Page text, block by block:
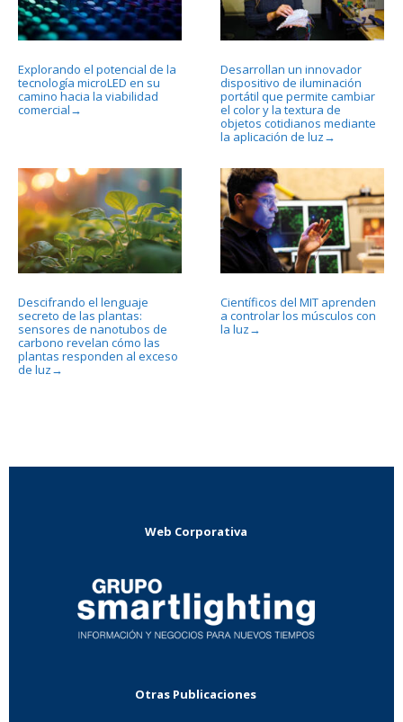
Explorando el potencial de la
tecnología microLED en su
camino hacia la viabilidad
comercial →
Desarrollan un innovador
dispositivo de iluminación
portátil que permite cambiar
el color y la textura de
objetos cotidianos mediante
la aplicación de luz →
Descifrando el lenguaje
secreto de las plantas:
sensores de nanotubos de
carbono revelan cómo las
plantas responden al exceso
de luz →
Científicos del MIT aprenden
a controlar los músculos con
la luz →
Web Corporativa
Otras Publicaciones